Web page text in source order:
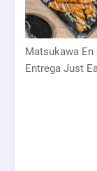
Matsukawa
Entrega Just